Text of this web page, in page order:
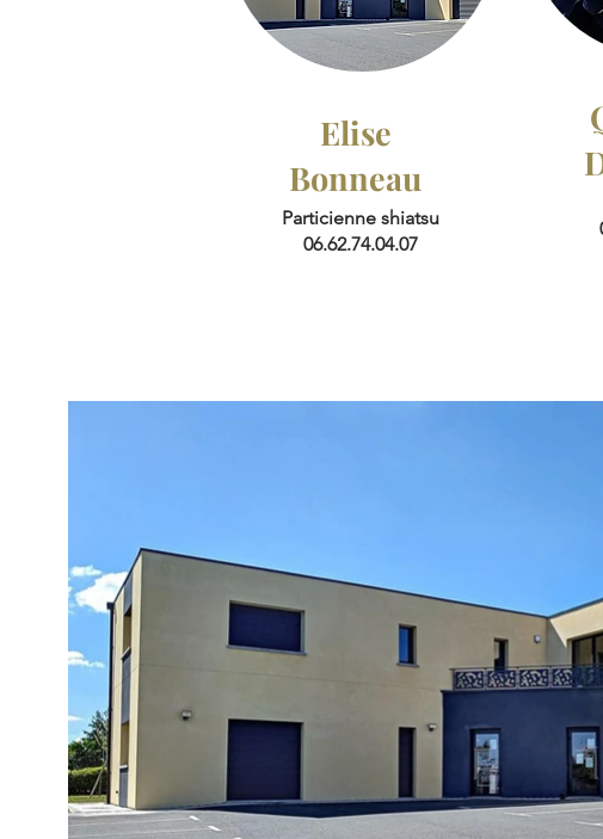
Elise
Bonneau
Particienne shiatsu
06.62.74.04.07